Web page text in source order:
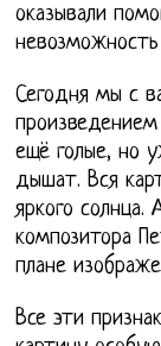
оказывали
Сегодня мы с
ещё голые, но
дышат. Вся
яркого солнца.
композитора
плане
Все эти